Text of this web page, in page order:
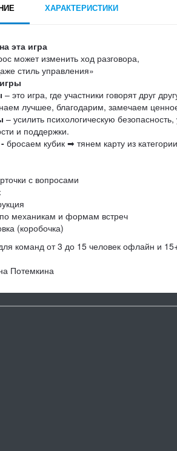
ХАРАКТЕРИСТИКИ
эта игра
может изменить ход разговора,
стиль управления»
– это игра, где участники говорят друг
лучшее, благодарим, замечаем
– усилить психологическую
и поддержки.
бросаем кубик ➡ тянем карту из
с вопросами
механикам и формам встреч
(коробочка)
команд от 3 до 15 человек офлайн и
Потемкина